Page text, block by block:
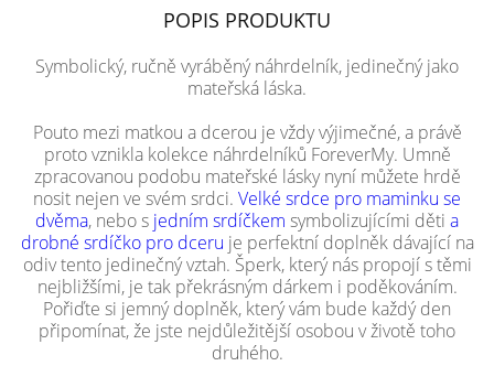
POPIS PRODUKTU
Symbolický, ručně vyráběný náhrdelník, jedinečný jako
mateřská láska.
Pouto mezi matkou a dcerou je vždy výjimečné, a právě
proto vznikla kolekce náhrdelníků ForeverMy. Umně
zpracovanou podobu mateřské lásky nyní můžete hrdě
nosit nejen ve svém srdci. Velké srdce pro maminku se
dvěma, nebo s jedním srdíčkem symbolizujícími děti a
drobné srdíčko pro dceru je perfektní doplněk dávající na
odiv tento jedinečný vztah. Šperk, který nás propojí s těmi
nejbližšími, je tak překrásným dárkem i poděkováním.
Pořiďte si jemný doplněk, který vám bude každý den
připomínat, že jste nejdůležitější osobou v životě toho
druhého.